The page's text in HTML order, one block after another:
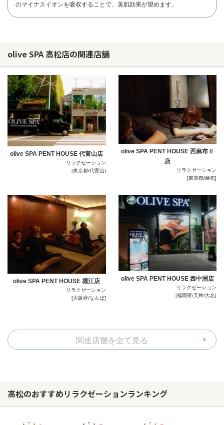
お問い合わせ
のマイナスイオンを吸収することで、美肌効果が望めます。
olive SPA 高松店の関連店舗
olive SPA PENT HOUSE 代官山店
リラクゼーション
[東京都/代官山]
olive SPA PENT HOUSE 西麻布Ⅱ
店
リラクゼーション
[東京都/麻布]
olive SPA PENT HOUSE 堀江店
リラクゼーション
[大阪府/なんば]
olive SPA PENT HOUSE 西中洲店
リラクゼーション
[福岡県/天神/大名]
関連店舗を全て見る
高松のおすすめリラクゼーションランキング